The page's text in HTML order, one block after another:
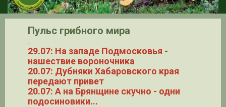
Пульс грибного мира
.
29.07: На западе Подмосковья -
нашествие вороночника
20.07: Дубняки Хабаровского края
передают привет
20.07: А на Брянщине скучно - одни
подосиновики...